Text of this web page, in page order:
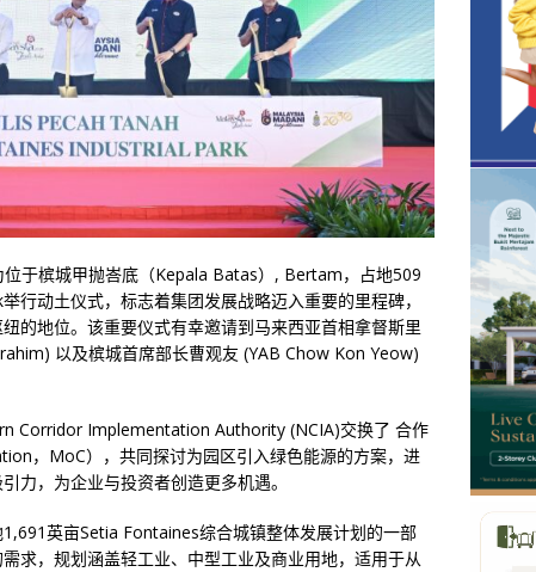
位于槟城甲抛峇底（Kepala Batas）, Bertam，占地509
行动土仪式，标志着集团发展战略迈入重要的里程碑，
的地位。该重要仪式有幸邀请到马来西亚首相拿督斯里
以及槟城首席部长曹观友 (YAB Chow Kon Yeow)
Corridor Implementation Authority (NCIA)交换了 合作
，MoC），共同探讨为园区引入绿色能源的方案，进
力，为企业与投资者创造更多机遇。
英亩Setia Fontaines综合城镇整体发展计划的一部
求，规划涵盖轻工业、中型工业及商业用地，适用于从